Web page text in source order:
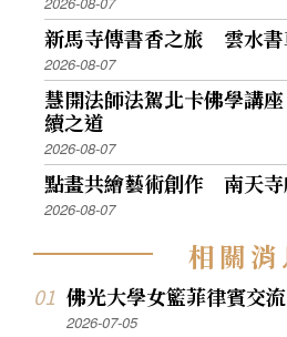
新馬寺傳書香之旅 雲水書
2026-08-07
慧開法師法駕北卡佛學講
續之道
2026-08-07
點畫共繪藝術創作 南天寺
2026-08-07
相關消
佛光大學女籃菲律賓交
2026-07-05